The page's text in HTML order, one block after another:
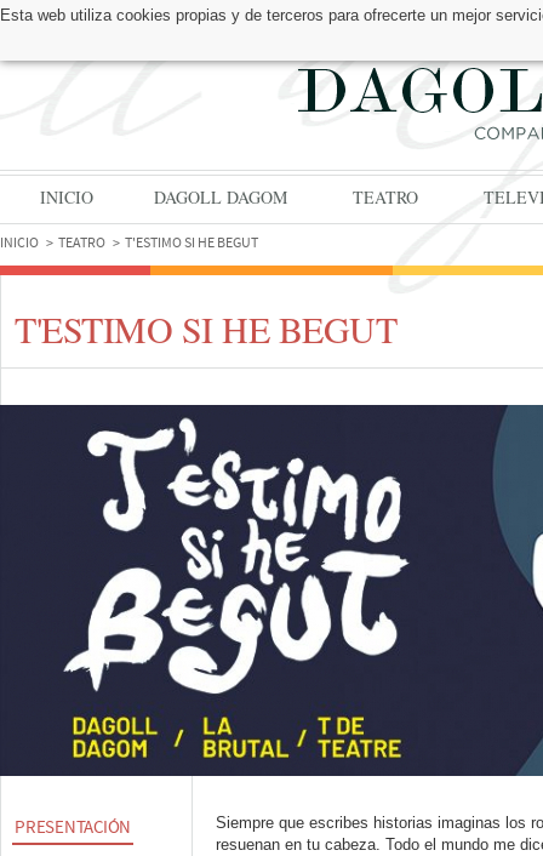
Esta web utiliza cookies propias y de terceros para ofrecerte un mejor
ENCUÉNTRANOS EN:
INICIO DAGOLL DAGOM TEATRO
INICIO TEATRO T'ESTIMO SI HE BEGUT
T'ESTIMO SI HE BEGUT
PRESENTACIÓN
Siempre que escribes historias imaginas los
resuenan en tu cabeza. Todo el mundo me